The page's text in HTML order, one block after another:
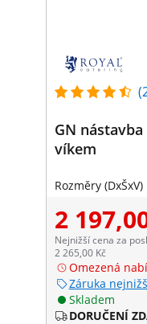
GN
víkem
Rozměry (DxŠxV)
2
Nejnižší cena za
2 265,00 Kč
Omezená
Záruka
Skladem
DORUČENÍ